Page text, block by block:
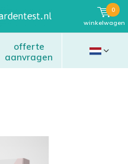
offerte
aanvragen
winkelwagen
0